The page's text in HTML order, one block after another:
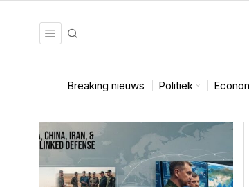
Breaking nieuws Politiek